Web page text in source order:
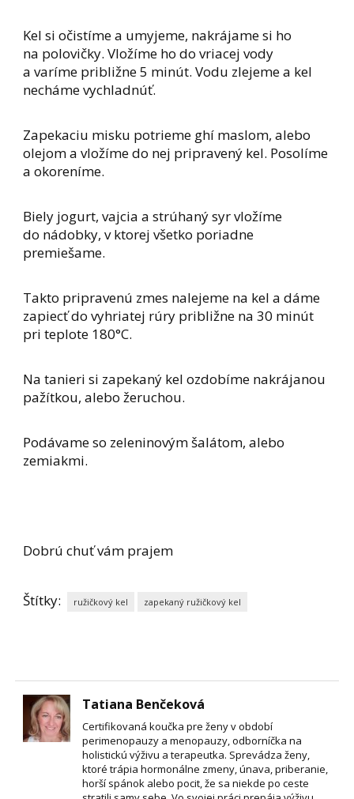
Kel si očistíme a umyjeme, nakrájame si ho
na polovičky. Vložíme ho do vriacej vody
a varíme približne 5 minút. Vodu zlejeme a kel
necháme vychladnúť.
Zapekaciu misku potrieme ghí maslom, alebo
olejom a vložíme do nej pripravený kel. Posolíme
a okoreníme.
Biely jogurt, vajcia a strúhaný syr vložíme
do nádobky, v ktorej všetko poriadne
premiešame.
Takto pripravenú zmes nalejeme na kel a dáme
zapiecť do vyhriatej rúry približne na 30 minút
pri teplote 180°C.
Na tanieri si zapekaný kel ozdobíme nakrájanou
pažítkou, alebo žeruchou.
Podávame so zeleninovým šalátom, alebo
zemiakmi.
Dobrú chuť vám prajem
Štítky: ružičkový kel zapekaný ružičkový kel
Tatiana Benčeková
Certifikovaná koučka pre ženy v období
perimenopauzy a menopauzy, odborníčka na
holistickú výživu a terapeutka. Sprevádza ženy,
ktoré trápia hormonálne zmeny, únava, priberanie,
horší spánok alebo pocit, že sa niekde po ceste